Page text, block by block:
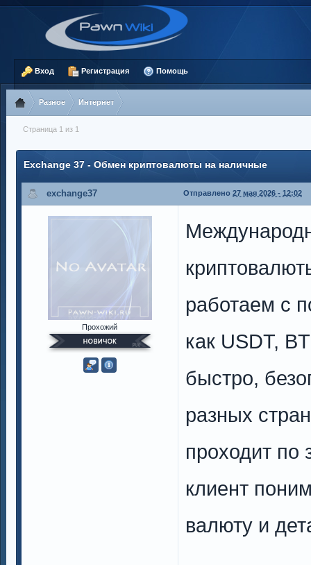
Вход Регистрация Помощь
Разное Интернет
Страница 1 из 1
Exchange 37 - Обмен криптовалюты на наличные
exchange37 Отправлено 27 мая 2026 - 12:02
Прохожий
работаем с
как USDT,
быстро,
разных
проходит по
клиент
валюту и